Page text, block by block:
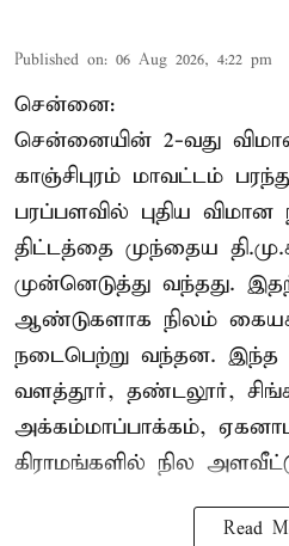
Published on: 06 Aug 2026, 4:22 pm
சென்னை:
சென்னையின் 2-வது
காஞ்சிபுரம் மாவட்டம்
பரப்பளவில் புதிய
திட்டத்தை முந்தைய
முன்னெடுத்து வந்தது.
ஆண்டுகளாக நிலம்
நடைபெற்று வந்தன. இந்த
வளத்தூர், தண்டலூர்,
அக்கம்மாப்பாக்கம்,
கிராமங்களில் நில
Read